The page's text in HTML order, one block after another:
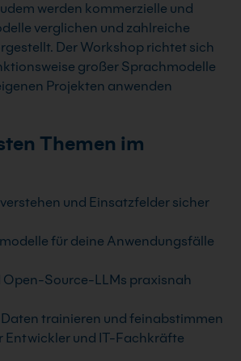
werden kommerzielle und
verglichen und zahlreiche
Der Workshop richtet sich
großer Sprachmodelle
Projekten anwenden
Themen im
und Einsatzfelder sicher
für deine Anwendungsfälle
Open-Source-LLMs praxisnah
trainieren und feinabstimmen
Entwickler und IT-Fachkräfte